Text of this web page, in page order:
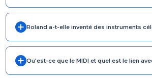
Roland a-t-elle inventé des instruments
Qu'est-ce que le MIDI et quel est le lien